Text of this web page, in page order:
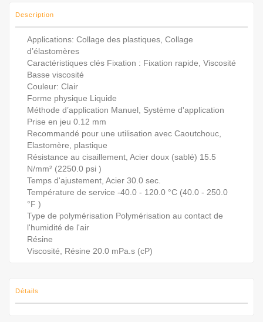
Description
Applications: Collage des plastiques, Collage
d’élastomères
Caractéristiques clés Fixation : Fixation rapide, Viscosité
Basse viscosité
Couleur: Clair
Forme physique Liquide
Méthode d’application Manuel, Système d'application
Prise en jeu 0.12 mm
Recommandé pour une utilisation avec Caoutchouc,
Elastomère, plastique
Résistance au cisaillement, Acier doux (sablé) 15.5
N/mm² (2250.0 psi )
Temps d'ajustement, Acier 30.0 sec.
Température de service -40.0 - 120.0 °C (40.0 - 250.0
°F )
Type de polymérisation Polymérisation au contact de
l'humidité de l'air
Résine
Viscosité, Résine 20.0 mPa.s (cP)
Détails